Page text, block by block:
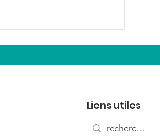
Quel bel anniversaire!
Liens utiles